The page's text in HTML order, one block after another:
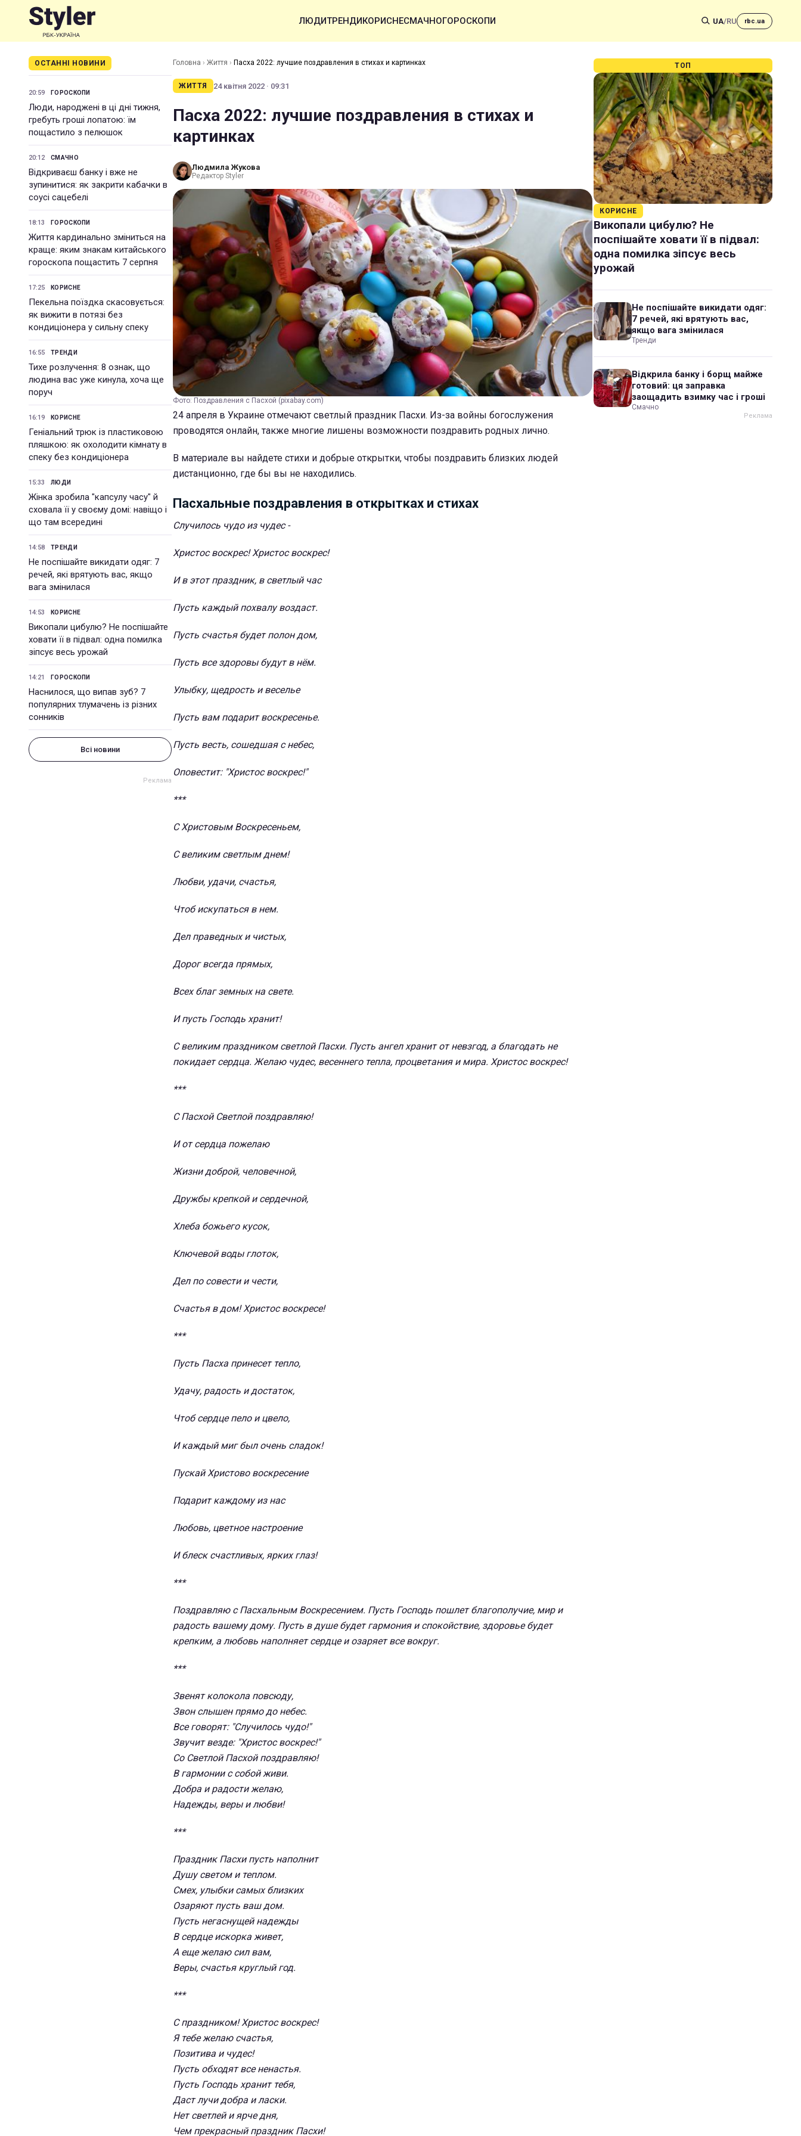
ЛЮДИТРЕНДИКОРИСНЕСМАЧНОГОРОСКОПИ UA/RU rbc.ua
ОСТАННІ НОВИНИ
20:59 ГОРОСКОПИ
Люди, народжені в ці дні тижня,
гребуть гроші лопатою: їм
пощастило з пелюшок
20:12 СМАЧНО
Відкриваєш банку і вже не
зупинитися: як закрити кабачки в
соусі сацебелі
18:13 ГОРОСКОПИ
Життя кардинально зміниться на
краще: яким знакам китайського
гороскопа пощастить 7 серпня
17:25 КОРИСНЕ
Пекельна поїздка скасовується:
як вижити в потязі без
кондиціонера у сильну спеку
16:55 ТРЕНДИ
Тихе розлучення: 8 ознак, що
людина вас уже кинула, хоча ще
поруч
16:19 КОРИСНЕ
Геніальний трюк із пластиковою
пляшкою: як охолодити кімнату в
спеку без кондиціонера
15:33 ЛЮДИ
Жінка зробила "капсулу часу" й
сховала її у своєму домі: навіщо і
що там всередині
14:58 ТРЕНДИ
Не поспішайте викидати одяг: 7
речей, які врятують вас, якщо
вага змінилася
14:53 КОРИСНЕ
Викопали цибулю? Не поспішайте
ховати її в підвал: одна помилка
зіпсує весь урожай
14:21 ГОРОСКОПИ
Наснилося, що випав зуб? 7
популярних тлумачень із різних
сонників
Всі новини
Головна › Життя › Пасха 2022: лучшие поздравления в стихах и картинках
ЖИТТЯ 24 квітня 2022 · 09:31
Пасха 2022: лучшие поздравления в стихах и
картинках
Людмила Жукова
Редактор Styler
Фото: Поздравления с Пасхой (pixabay.com)
24 апреля в Украине отмечают светлый праздник Пасхи. Из-за войны богослужения
проводятся онлайн, также многие лишены возможности поздравить родных лично.
В материале вы найдете стихи и добрые открытки, чтобы поздравить близких людей
дистанционно, где бы вы не находились.
Пасхальные поздравления в открытках и стихах
Случилось чудо из чудес -
Христос воскрес! Христос воскрес!
И в этот праздник, в светлый час
Пусть каждый похвалу воздаст.
Пусть счастья будет полон дом,
Пусть все здоровы будут в нём.
Улыбку, щедрость и веселье
Пусть вам подарит воскресенье.
Пусть весть, сошедшая с небес,
Оповестит: "Христос воскрес!"
***
С Христовым Воскресеньем,
С великим светлым днем!
Любви, удачи, счастья,
Чтоб искупаться в нем.
Дел праведных и чистых,
Дорог всегда прямых,
Всех благ земных на свете.
И пусть Господь хранит!
С великим праздником светлой Пасхи. Пусть ангел хранит от невзгод, а благодать не
покидает сердца. Желаю чудес, весеннего тепла, процветания и мира. Христос воскрес!
***
С Пасхой Светлой поздравляю!
И от сердца пожелаю
Жизни доброй, человечной,
Дружбы крепкой и сердечной,
Хлеба божьего кусок,
Ключевой воды глоток,
Дел по совести и чести,
Счастья в дом! Христос воскресе!
***
Пусть Пасха принесет тепло,
Удачу, радость и достаток,
Чтоб сердце пело и цвело,
И каждый миг был очень сладок!
Пускай Христово воскресение
Подарит каждому из нас
Любовь, цветное настроение
И блеск счастливых, ярких глаз!
***
Поздравляю с Пасхальным Воскресением. Пусть Господь пошлет благополучие, мир и
радость вашему дому. Пусть в душе будет гармония и спокойствие, здоровье будет
крепким, а любовь наполняет сердце и озаряет все вокруг.
***
Звенят колокола повсюду,
Звон слышен прямо до небес.
Все говорят: "Случилось чудо!"
Звучит везде: "Христос воскрес!"
Со Светлой Пасхой поздравляю!
В гармонии с собой живи.
Добра и радости желаю,
Надежды, веры и любви!
***
Праздник Пасхи пусть наполнит
Душу светом и теплом.
Смех, улыбки самых близких
Озаряют пусть ваш дом.
Пусть негаснущей надежды
В сердце искорка живет,
А еще желаю сил вам,
Веры, счастья круглый год.
***
С праздником! Христос воскрес!
Я тебе желаю счастья,
Позитива и чудес!
Пусть обходят все ненастья.
Пусть Господь хранит тебя,
Даст лучи добра и ласки.
Нет светлей и ярче дня,
Чем прекрасный праздник Пасхи!
ТОП
КОРИСНЕ
Викопали цибулю? Не
поспішайте ховати її в підвал:
одна помилка зіпсує весь
урожай
Не поспішайте викидати одяг:
7 речей, які врятують вас,
якщо вага змінилася
Тренди
Відкрила банку і борщ майже
готовий: ця заправка
заощадить взимку час і гроші
Смачно